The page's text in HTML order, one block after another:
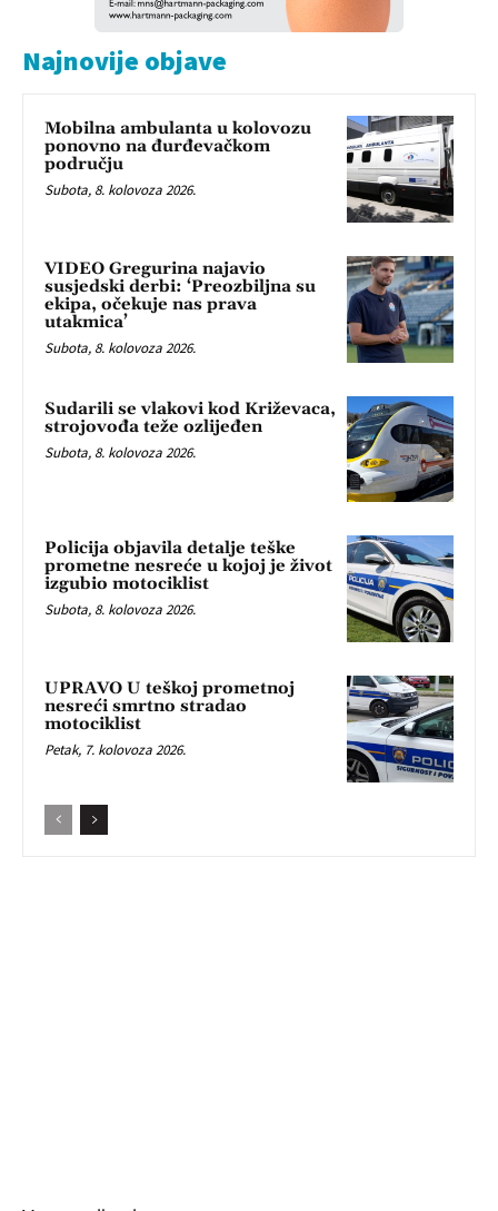
Najnovije objave
Mobilna ambulanta u kolovozu
ponovno na đurđevačkom
području
Subota, 8. kolovoza 2026.
VIDEO Gregurina najavio
susjedski derbi: ‘Preozbiljna su
ekipa, očekuje nas prava
utakmica’
Subota, 8. kolovoza 2026.
Sudarili se vlakovi kod Križevaca,
strojovođa teže ozlijeđen
Subota, 8. kolovoza 2026.
Policija objavila detalje teške
prometne nesreće u kojoj je život
izgubio motociklist
Subota, 8. kolovoza 2026.
UPRAVO U teškoj prometnoj
nesreći smrtno stradao
motociklist
Petak, 7. kolovoza 2026.